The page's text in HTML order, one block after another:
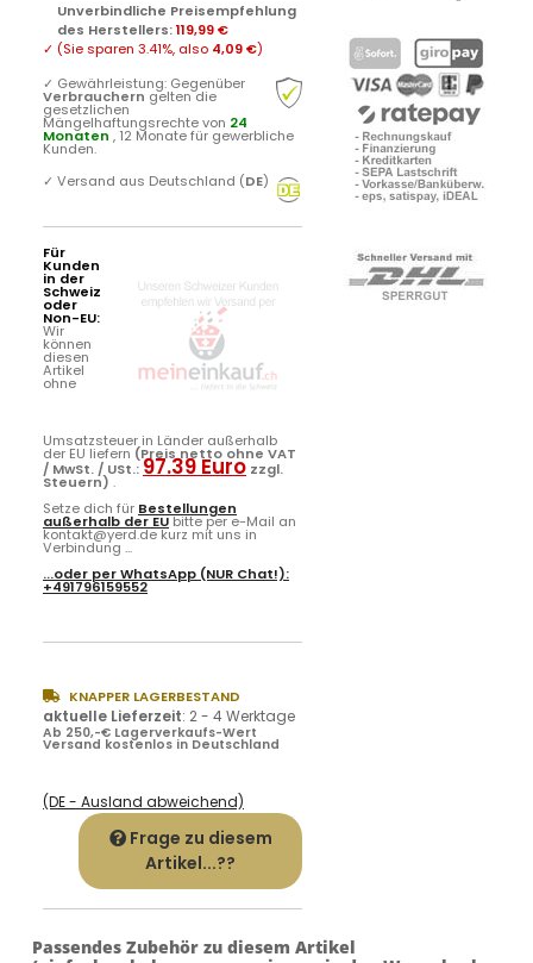
Unverbindliche Preisempfehlung
des Herstellers:119,99 €
✓ (Sie sparen 3.41%, also 4,09 €)
✓ Gewährleistung: Gegenüber
Verbrauchern gelten die
gesetzlichen
Mängelhaftungsrechte von 24
Monaten , 12 Monate für gewerbliche
Kunden.
✓ Versand aus Deutschland (DE)
Für
Kunden
in der
Schweiz
oder
Non-EU:
Wir
können
diesen
Artikel
ohne
Umsatzsteuer in Länder außerhalb
der EU liefern (Preis netto ohne VAT
/ MwSt. / USt.:97.39 Euro zzgl.
Steuern) .
Setze dich für Bestellungen
außerhalb der EUbitte per e-Mail an
kontakt@yerd.de kurz mit uns in
Verbindung ...
...oder perWhatsApp (NUR Chat!):
+491796159552
KNAPPER LAGERBESTAND
aktuelle Lieferzeit: 2 - 4 Werktage
Ab 250,-€ Lagerverkaufs-Wert
Versand kostenlos in Deutschland
(DE - Ausland abweichend)
Frage zu diesem
Artikel...??
Passendes Zubehör zu diesem Artikel